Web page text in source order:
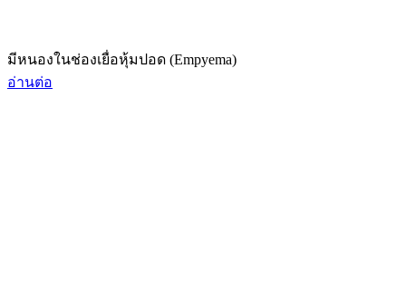
มีหนองในช่องเยื่อหุ้มปอด (Empyema)
อ่านต่อ